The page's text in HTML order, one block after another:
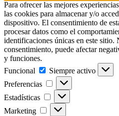
Para ofrecer las mejores
las cookies para almacenar y/o
dispositivo. El consentimiento de
procesar datos como el
identificaciones únicas en este sitio.
consentimiento, puede afectar
y funciones.
Funcional
Funcional
Siempre activo
Preferencias
Preferencias
Estadísticas Estadísticas
Marketing Marketing